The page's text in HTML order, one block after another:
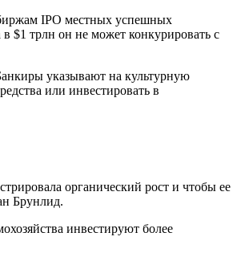
IPO местных успешных
$1 трлн он не может конкурировать с
указывают на культурную
или инвестировать в
органический рост и чтобы ее
Брунлид.
инвестируют более